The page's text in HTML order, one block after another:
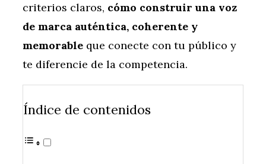
criterios claros, cómo construir una voz
de marca auténtica, coherente y
memorable que conecte con tu público y
te diferencie de la competencia.
Índice de contenidos